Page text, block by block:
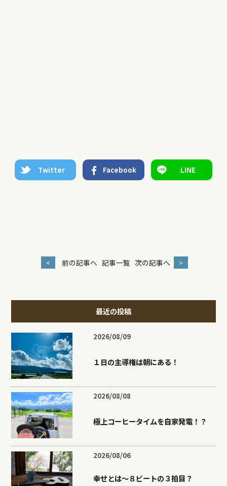
Twitter Facebook LINE
< 前の記事へ 記事一覧 次の記事へ >
最近の投稿
2026/08/09
１日の主導権は朝にある！
2026/08/08
極上コーヒータイムを自家発電！？
2026/08/06
幸せとは〜８ビートの３拍目？